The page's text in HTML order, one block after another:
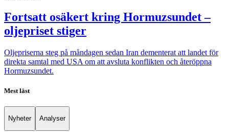
Fortsatt osäkert kring Hormuzsundet –
oljepriset stiger
Oljepriserna steg på måndagen sedan Iran dementerat att landet för
direkta samtal med USA om att avsluta konflikten och återöppna
Hormuzsundet.
Mest läst
Nyheter Analyser